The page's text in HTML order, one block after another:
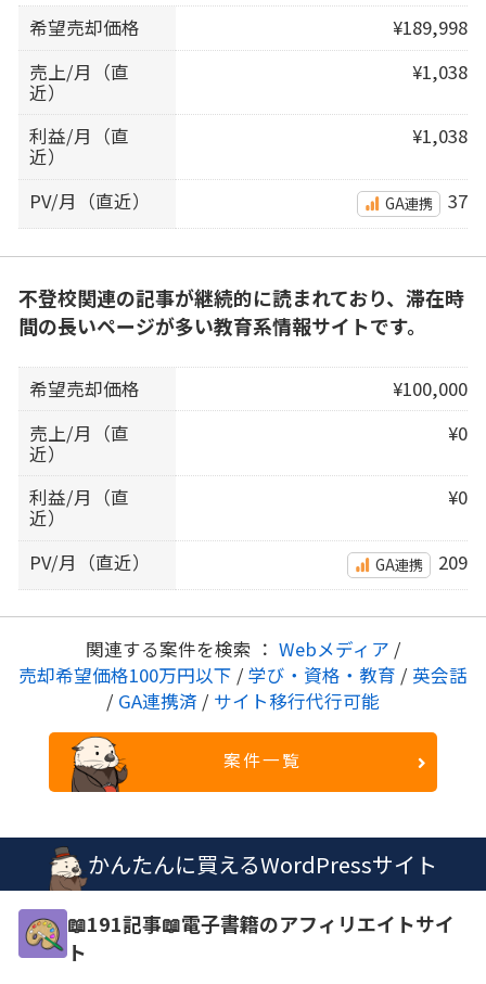
希望売却価格
¥189,998
売上/月（直
近）
¥1,038
利益/月（直
近）
¥1,038
PV/月（直近） GA連携 37
不登校関連の記事が継続的に読まれており、滞在時
間の長いページが多い教育系情報サイトです。
希望売却価格
¥100,000
売上/月（直
近）
¥0
利益/月（直
近）
¥0
PV/月（直近） GA連携 209
関連する案件を検索 ： Webメディア /
売却希望価格100万円以下 / 学び・資格・教育 / 英会話
/ GA連携済 / サイト移行代行可能
案件一覧
かんたんに買えるWordPressサイト
📖191記事📖電子書籍のアフィリエイトサイ
ト